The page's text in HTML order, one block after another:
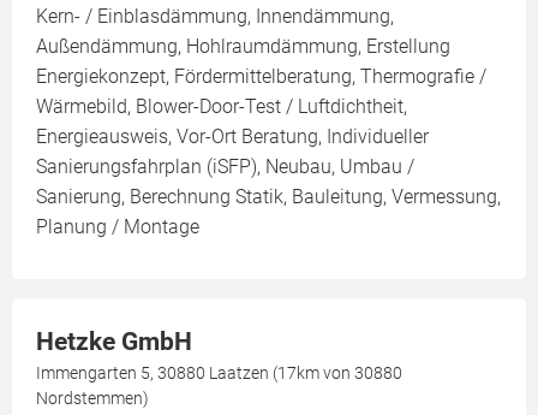
Kern- / Einblasdämmung, Innendämmung,
Außendämmung, Hohlraumdämmung, Erstellung
Energiekonzept, Fördermittelberatung, Thermografie /
Wärmebild, Blower-Door-Test / Luftdichtheit,
Energieausweis, Vor-Ort Beratung, Individueller
Sanierungsfahrplan (iSFP), Neubau, Umbau /
Sanierung, Berechnung Statik, Bauleitung, Vermessung,
Planung / Montage
Hetzke GmbH
Immengarten 5, 30880 Laatzen (17km von 30880
Nordstemmen)